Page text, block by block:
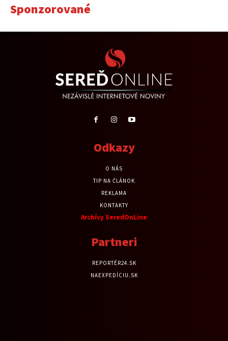
Sponzorované
Odkazy
O NÁS
TIP NA ČLÁNOK
REKLAMA
KONTAKTY
Archívy SeredOnLine
Partneri
REPORTÉR24.SK
NAEXPEDÍCIU.SK